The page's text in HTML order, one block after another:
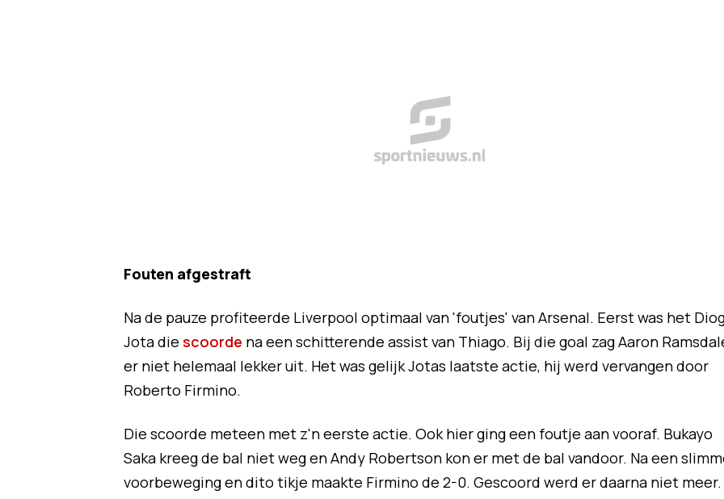
Fouten afgestraft
Na de pauze profiteerde Liverpool optimaal van 'foutjes' van Arsenal. Eerst was het
Jota die scoorde na een schitterende assist van Thiago. Bij die goal zag Aaron
er niet helemaal lekker uit. Het was gelijk Jotas laatste actie, hij werd vervangen door
Roberto Firmino.
Die scoorde meteen met z'n eerste actie. Ook hier ging een foutje aan vooraf. Bukayo
Saka kreeg de bal niet weg en Andy Robertson kon er met de bal vandoor. Na een
voorbeweging en dito tikje maakte Firmino de 2-0. Gescoord werd er daarna niet meer.